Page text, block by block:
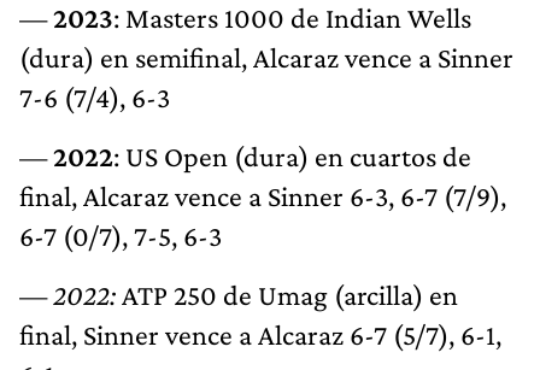
—2023: Masters 1000 de Indian Wells
(dura) en semifinal, Alcaraz vence a Sinner
7-6 (7/4), 6-3
—2022: US Open (dura) en cuartos de
final, Alcaraz vence a Sinner 6-3, 6-7 (7/9),
6-7 (0/7), 7-5, 6-3
—2022: ATP 250 de Umag (arcilla) en
final, Sinner vence a Alcaraz 6-7 (5/7), 6-1,